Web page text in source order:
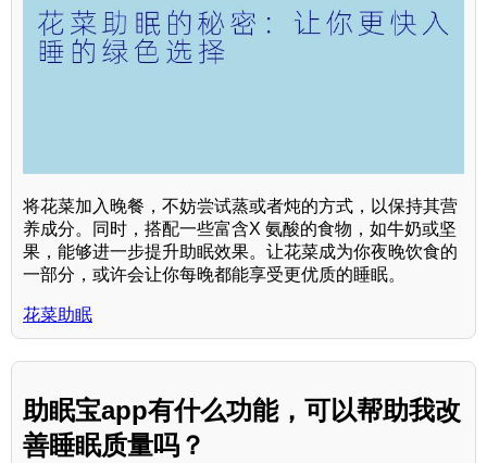
将花菜加入晚餐，不妨尝试蒸或者炖的方式，以保持其营
养成分。同时，搭配一些富含X 氨酸的食物，如牛奶或坚
果，能够进一步提升助眠效果。让花菜成为你夜晚饮食的
一部分，或许会让你每晚都能享受更优质的睡眠。
花菜助眠
助眠宝app有什么功能，可以帮助我改
善睡眠质量吗？